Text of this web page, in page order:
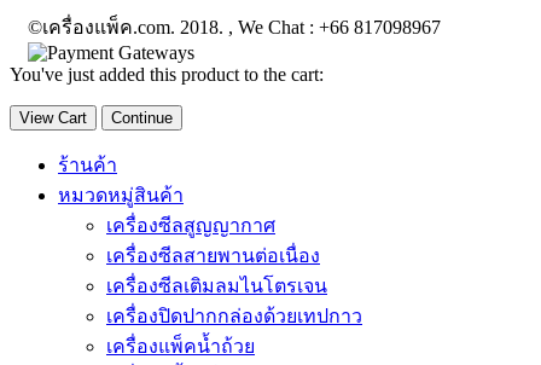
©เครื่องแพ็ค.com. 2018. , We Chat : +66 817098967
You've just added this product to the cart:
View Cart Continue
ร้านค้า
หมวดหมู่สินค้า
เครื่องซีลสูญญากาศ
เครื่องซีลสายพานต่อเนื่อง
เครื่องซีลเติมลมไนโตรเจน
เครื่องปิดปากกล่องด้วยเทปกาว
เครื่องแพ็คน้ำถ้วย